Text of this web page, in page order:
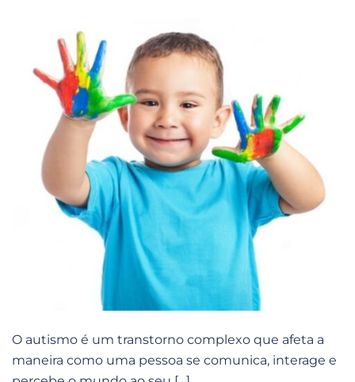
O autismo é um transtorno complexo que afeta a
maneira como uma pessoa se comunica, interage e